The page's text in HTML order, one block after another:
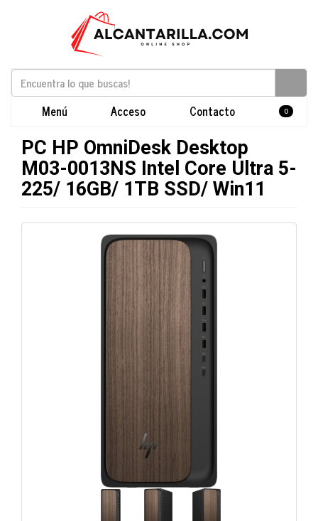
Menú Acceso Contacto 0
PC HP OmniDesk Desktop
M03-0013NS Intel Core Ultra 5-
225/ 16GB/ 1TB SSD/ Win11